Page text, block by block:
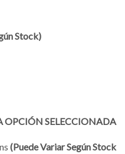
Stock)
OPCIÓN SELECCIONADA
(Puede Variar Según Stock